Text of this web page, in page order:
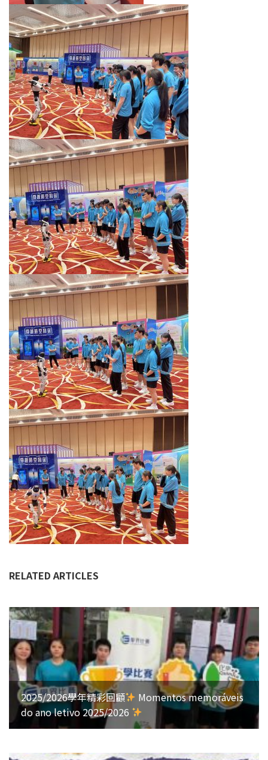
RELATED ARTICLES
2025/2026學年精彩回顧
Momentos memoráveis
do ano letivo 2025/2026